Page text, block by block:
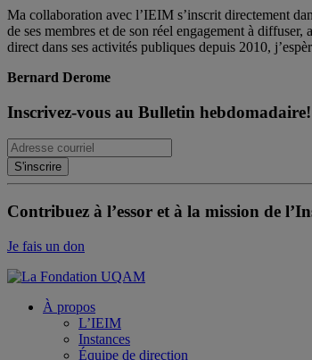
Ma collaboration avec l’IEIM s’inscrit directement
de ses membres et de son réel engagement à
direct dans ses activités publiques depuis 2010,
Bernard Derome
Inscrivez-vous au Bulletin hebdomadaire!
Contribuez à l’essor et à la mission de
Je fais un don
À propos
L’IEIM
Instances
Équipe de direction